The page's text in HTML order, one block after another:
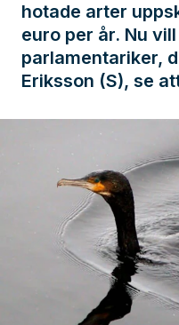
hotade arter
euro per år. Nu
parlamentariker,
Eriksson (S), se